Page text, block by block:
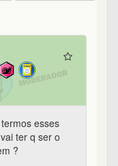
esses
ter q ser o
?